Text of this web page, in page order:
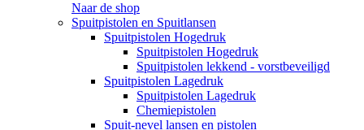
Naar de shop
Spuitpistolen en Spuitlansen
Spuitpistolen Hogedruk
Spuitpistolen Hogedruk
Spuitpistolen lekkend - vorstbeveiligd
Spuitpistolen Lagedruk
Spuitpistolen Lagedruk
Chemiepistolen
Spuit-nevel lansen en pistolen